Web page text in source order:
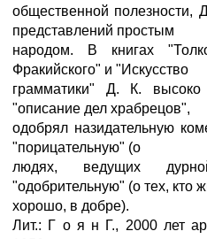
общественной полезности,
представлений простым
народом. В книгах
Фракийского" и "Искусство
грамматики" Д. К. высоко
"описание дел храбрецов",
одобрял назидательную
"порицательную" (о
людях, ведущих
"одобрительную" (о тех, кто
хорошо, в добре).
Лит.: Г о я н Г., 2000 лет